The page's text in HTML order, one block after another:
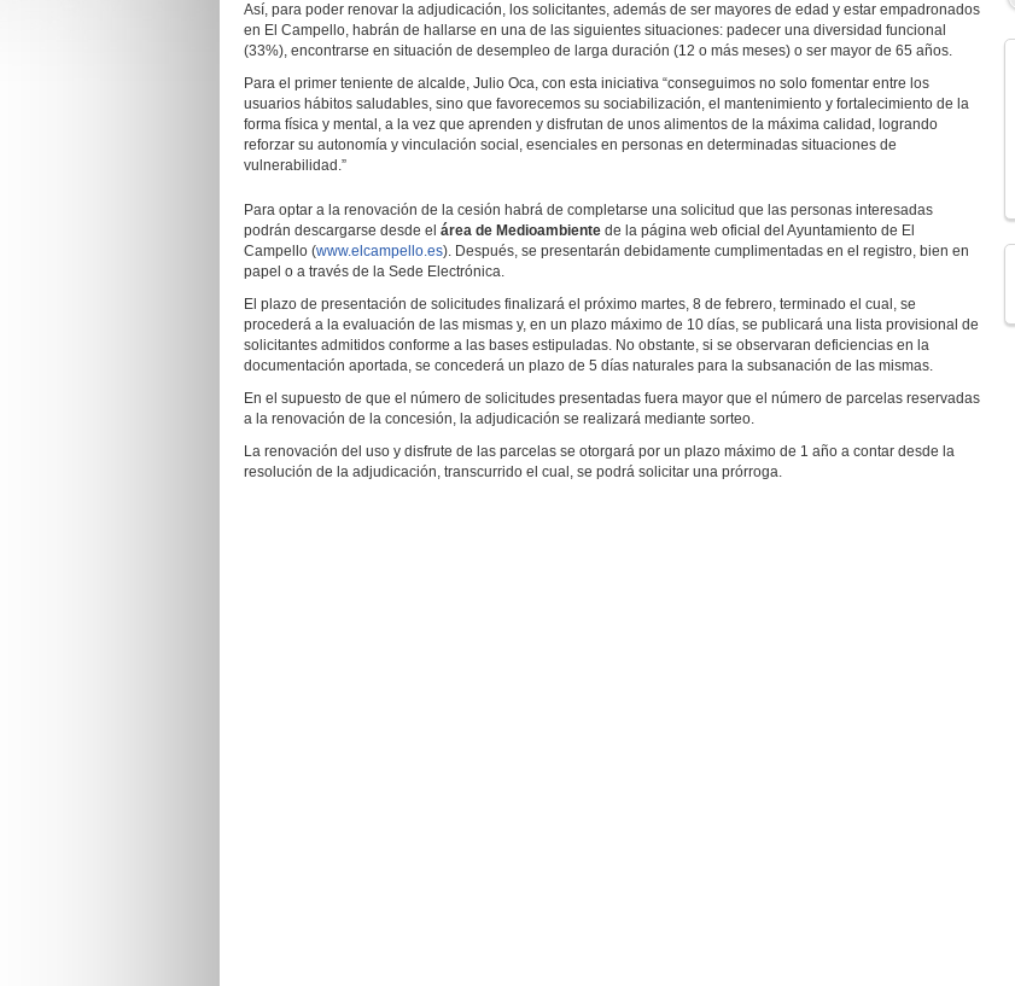
Así, para poder renovar la adjudicación, los solicitantes, además de ser mayores de edad y estar empadronados
en El Campello, habrán de hallarse en una de las siguientes situaciones: padecer una diversidad funcional
(33%), encontrarse en situación de desempleo de larga duración (12 o más meses) o ser mayor de 65 años.
Para el primer teniente de alcalde, Julio Oca, con esta iniciativa “conseguimos no solo fomentar entre los
usuarios hábitos saludables, sino que favorecemos su sociabilización, el mantenimiento y fortalecimiento de la
forma física y mental, a la vez que aprenden y disfrutan de unos alimentos de la máxima calidad, logrando
reforzar su autonomía y vinculación social, esenciales en personas en determinadas situaciones de
vulnerabilidad.”
Para optar a la renovación de la cesión habrá de completarse una solicitud que las personas interesadas
podrán descargarse desde el área de Medioambiente de la página web oficial del Ayuntamiento de El
Campello (www.elcampello.es). Después, se presentarán debidamente cumplimentadas en el registro, bien en
papel o a través de la Sede Electrónica.
El plazo de presentación de solicitudes finalizará el próximo martes, 8 de febrero, terminado el cual, se
procederá a la evaluación de las mismas y, en un plazo máximo de 10 días, se publicará una lista provisional de
solicitantes admitidos conforme a las bases estipuladas. No obstante, si se observaran deficiencias en la
documentación aportada, se concederá un plazo de 5 días naturales para la subsanación de las mismas.
En el supuesto de que el número de solicitudes presentadas fuera mayor que el número de parcelas reservadas
a la renovación de la concesión, la adjudicación se realizará mediante sorteo.
La renovación del uso y disfrute de las parcelas se otorgará por un plazo máximo de 1 año a contar desde la
resolución de la adjudicación, transcurrido el cual, se podrá solicitar una prórroga.